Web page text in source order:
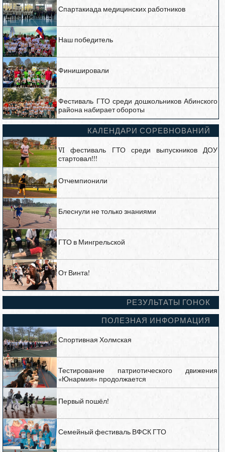
Спартакиада медицинских работников
Наш победитель
Финишировали
Фестиваль ГТО среди дошкольников Абинского
района набирает обороты
КАЛЕНДАРИ СОРЕВНОВАНИЙ
VI фестиваль ГТО среди выпускников ДОУ
стартовал!!!
Отчемпионили
Блеснули не только знаниями
ГТО в Мингрельской
От Винта!
РЕЗУЛЬТАТЫ ГОНОК
ПОЛЕЗНАЯ ИНФОРМАЦИЯ
Спортивная Холмская
Тестирование патриотического движения
«Юнармия» продолжается
Первый пошёл!
Семейный фестиваль ВФСК ГТО